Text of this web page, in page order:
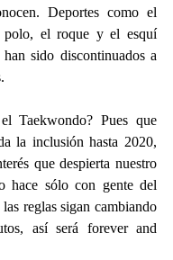
Deportes como el
polo, el roque y el esquí
sido discontinuados a
Taekwondo? Pues que
la inclusión hasta 2020,
que despierta nuestro
hace sólo con gente del
reglas sigan cambiando
así será forever and